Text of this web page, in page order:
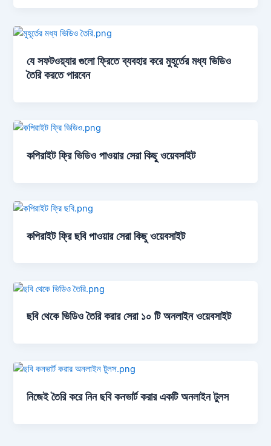
যে সফটওয়্যার গুলো ফ্রিতে ব্যবহার করে মুহূর্তের মধ্য ভিডিও
তৈরি করতে পারবেন
কপিরাইট ফ্রি ভিডিও পাওয়ার সেরা কিছু ওয়েবসাইট
কপিরাইট ফ্রি ছবি পাওয়ার সেরা কিছু ওয়েবসাইট
ছবি থেকে ভিডিও তৈরি করার সেরা ১০ টি অনলাইন ওয়েবসাইট
নিজেই তৈরি করে নিন ছবি কনভার্ট করার একটি অনলাইন টুলস